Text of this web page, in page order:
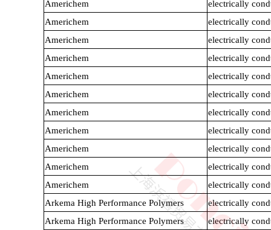
Alloy GPPS
Americhem
electrically
Americhem
electrically
Americhem
electrically
Americhem
electrically
Americhem
electrically
Americhem
electrically
Americhem
electrically
Americhem
electrically
Americhem
electrically
Americhem
electrically
Americhem
electrically
Arkema High Performance Polymers
electrically
Arkema High Performance Polymers
electrically